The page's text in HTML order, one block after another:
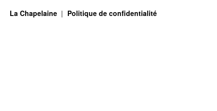
La Chapelaine Politique de confidentialité